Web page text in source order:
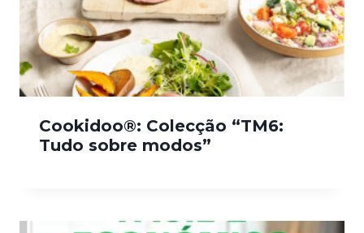
Cookidoo®: Colecção “TM6:
Tudo sobre modos”